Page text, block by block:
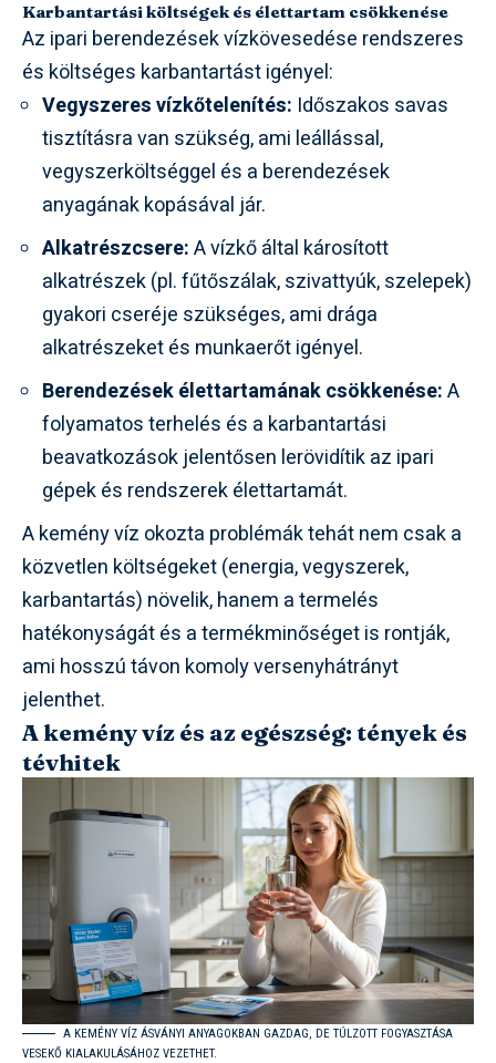
Karbantartási költségek és élettartam csökkenése
Az ipari berendezések vízkövesedése rendszeres
és költséges karbantartást igényel:
Vegyszeres vízkőtelenítés: Időszakos savas
tisztításra van szükség, ami leállással,
vegyszerköltséggel és a berendezések
anyagának kopásával jár.
Alkatrészcsere:A vízkő által károsított
alkatrészek (pl. fűtőszálak, szivattyúk, szelepek)
gyakori cseréje szükséges, ami drága
alkatrészeket és munkaerőt igényel.
Berendezések élettartamának csökkenése:A
folyamatos terhelés és a karbantartási
beavatkozások jelentősen lerövidítik az ipari
gépek és rendszerek élettartamát.
A kemény víz okozta problémák tehát nem csak a
közvetlen költségeket (energia, vegyszerek,
karbantartás) növelik, hanem a termelés
hatékonyságát és a termékminőséget is rontják,
ami hosszú távon komoly versenyhátrányt
jelenthet.
A kemény víz és az egészség: tények és
tévhitek
A KEMÉNY VÍZ ÁSVÁNYI ANYAGOKBAN GAZDAG, DE TÚLZOTT FOGYASZTÁSA
VESEKŐ KIALAKULÁSÁHOZ VEZETHET.